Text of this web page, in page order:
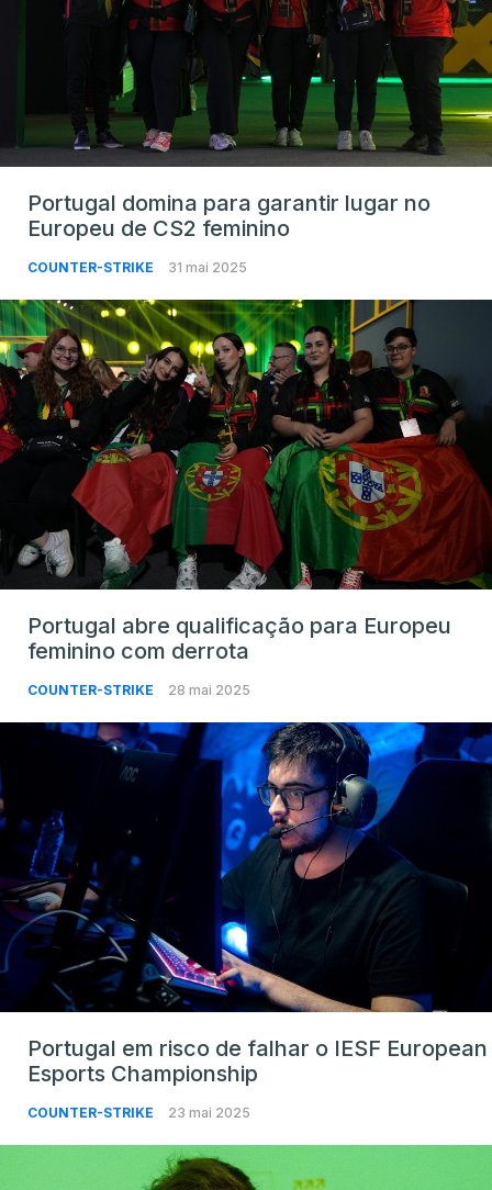
Portugal domina para garantir lugar no
Europeu de CS2 feminino
COUNTER-STRIKE 31 mai 2025
Portugal abre qualificação para Europeu
feminino com derrota
COUNTER-STRIKE 28 mai 2025
Portugal em risco de falhar o IESF European
Esports Championship
COUNTER-STRIKE 23 mai 2025